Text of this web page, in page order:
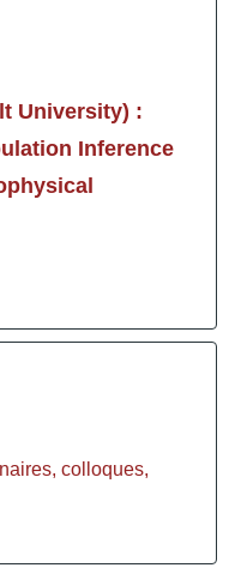
University) :
Inference
colloques,